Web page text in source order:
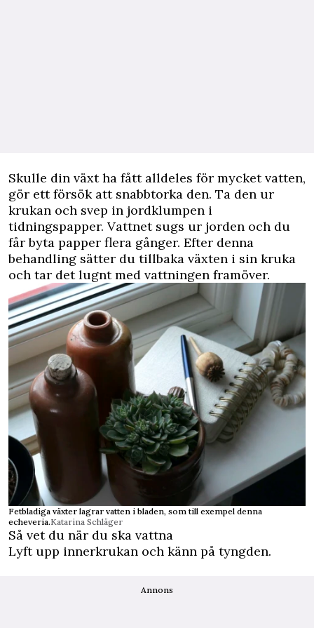
Skulle din växt ha fått alldeles för mycket vatten,
gör ett försök att snabbtorka den. Ta den ur
krukan och svep in jordklumpen i
tidningspapper. Vattnet sugs ur jorden och du
får byta papper flera gånger. Efter denna
behandling sätter du tillbaka växten i sin kruka
och tar det lugnt med vattningen framöver.
Fetbladiga växter lagrar vatten i bladen, som till exempel denna
echeveria.Katarina Schläger
Så vet du när du ska vattna
Lyft upp innerkrukan och känn på tyngden.
Annons